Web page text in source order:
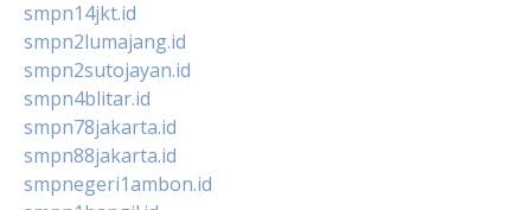
smpn14jkt.id
smpn2lumajang.id
smpn2sutojayan.id
smpn4blitar.id
smpn78jakarta.id
smpn88jakarta.id
smpnegeri1ambon.id